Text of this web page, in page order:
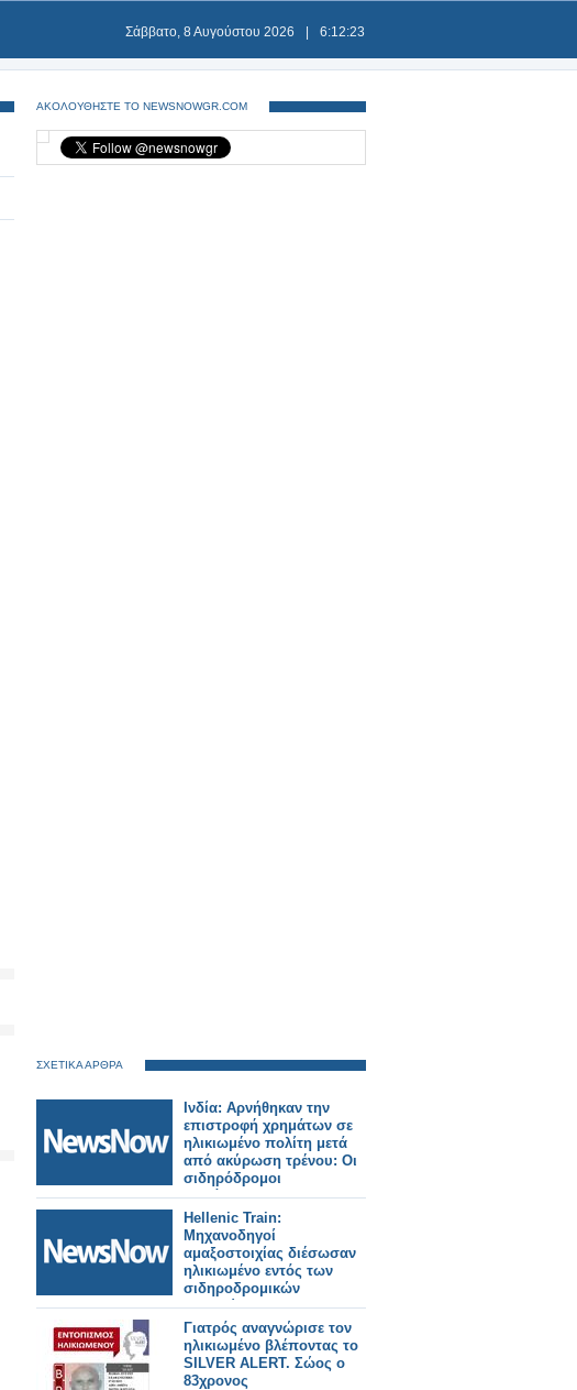
Σάββατο, 8 Αυγούστου 2026 6:12:24
ΑΚΟΛΟΥΘΗΣΤΕ ΤΟ NEWSNOWGR.COM
ΣΧΕΤΙΚΑ ΑΡΘΡΑ
Ινδία: Αρνήθηκαν την
επιστροφή χρημάτων σε
ηλικιωμένο πολίτη μετά
από ακύρωση τρένου: Οι
σιδηρόδρομοι
διατάχθηκαν να
καταβάλουν αποζημίωση
25.000 Ρουπίες.
Hellenic Train:
Μηχανοδηγοί
αμαξοστοιχίας διέσωσαν
ηλικιωμένο εντός των
σιδηροδρομικών
γραμμών
Γιατρός αναγνώρισε τον
ηλικιωμένο βλέποντας το
SILVER ALERT. Σώος ο
83χρονος